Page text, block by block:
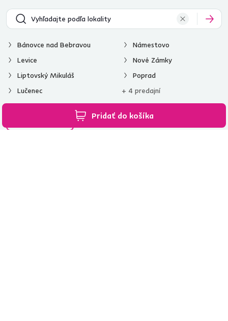
Pridať do košíka
Bánovce nad Bebravou
Levice
Liptovský Mikuláš
Lučenec
Námestovo
Nové Zámky
Poprad
+ 4 predajní